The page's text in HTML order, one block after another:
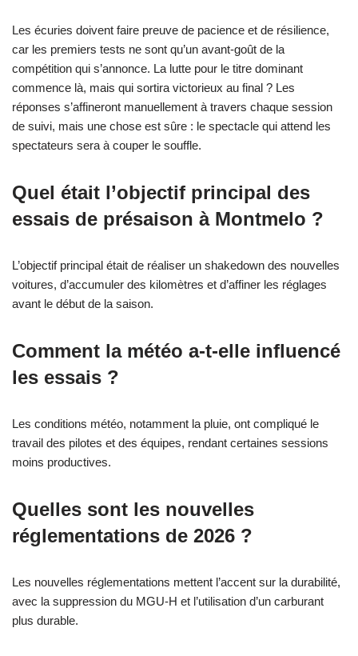
Les écuries doivent faire preuve de pacience et de résilience,
car les premiers tests ne sont qu’un avant-goût de la
compétition qui s’annonce. La lutte pour le titre dominant
commence là, mais qui sortira victorieux au final ? Les
réponses s’affineront manuellement à travers chaque session
de suivi, mais une chose est sûre : le spectacle qui attend les
spectateurs sera à couper le souffle.
Quel était l’objectif principal des
essais de présaison à Montmelo ?
L’objectif principal était de réaliser un shakedown des nouvelles
voitures, d’accumuler des kilomètres et d’affiner les réglages
avant le début de la saison.
Comment la météo a-t-elle influencé
les essais ?
Les conditions météo, notamment la pluie, ont compliqué le
travail des pilotes et des équipes, rendant certaines sessions
moins productives.
Quelles sont les nouvelles
réglementations de 2026 ?
Les nouvelles réglementations mettent l’accent sur la durabilité,
avec la suppression du MGU-H et l’utilisation d’un carburant
plus durable.